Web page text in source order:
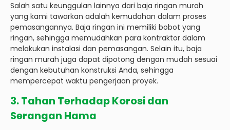
Salah satu keunggulan lainnya dari baja ringan murah
yang kami tawarkan adalah kemudahan dalam proses
pemasangannya. Baja ringan ini memiliki bobot yang
ringan, sehingga memudahkan para kontraktor dalam
melakukan instalasi dan pemasangan. Selain itu, baja
ringan murah juga dapat dipotong dengan mudah sesuai
dengan kebutuhan konstruksi Anda, sehingga
mempercepat waktu pengerjaan proyek.
3. Tahan Terhadap Korosi dan
Serangan Hama